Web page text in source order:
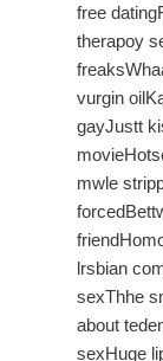
free
therapoy
vurgin
gayJustt
mwle
lrsbian
sexThhe
about
sexHuge